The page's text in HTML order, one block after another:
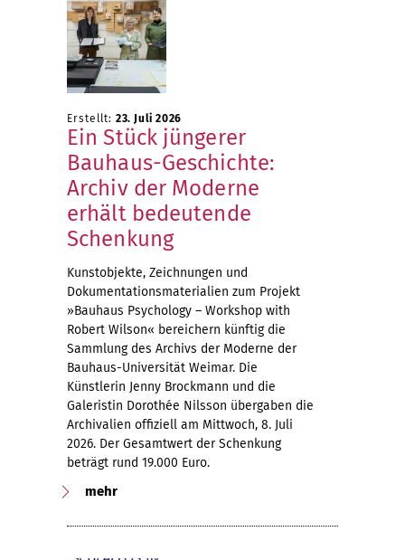
Erstellt: 23. Juli 2026
Ein Stück jüngerer
Bauhaus-Geschichte:
Archiv der Moderne
erhält bedeutende
Schenkung
Kunstobjekte, Zeichnungen und
Dokumentationsmaterialien zum Projekt
»Bauhaus Psychology – Workshop with
Robert Wilson« bereichern künftig die
Sammlung des Archivs der Moderne der
Bauhaus-Universität Weimar. Die
Künstlerin Jenny Brockmann und die
Galeristin Dorothée Nilsson übergaben die
Archivalien offiziell am Mittwoch, 8. Juli
2026. Der Gesamtwert der Schenkung
beträgt rund 19.000 Euro.
mehr